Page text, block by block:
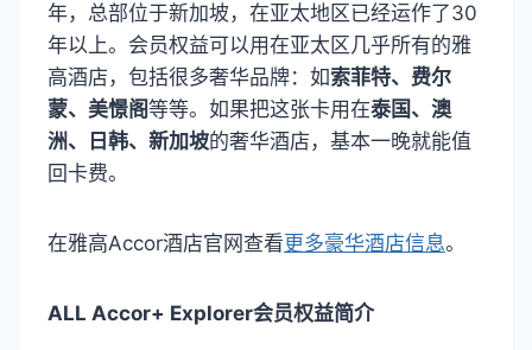
年，总部位于新加坡，在亚太地区已经运作了30
年以上。会员权益可以用在亚太区几乎所有的雅
高酒店，包括很多奢华品牌：如索菲特、费尔
蒙、美憬阁等等。如果把这张卡用在泰国、澳
洲、日韩、新加坡的奢华酒店，基本一晚就能值
回卡费。
在雅高Accor酒店官网查看更多豪华酒店信息。
ALL Accor+ Explorer会员权益简介